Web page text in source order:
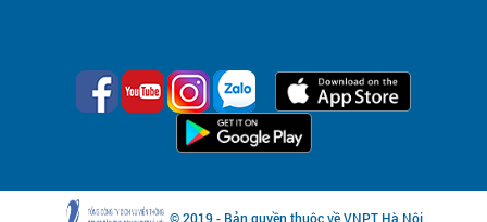
© 2019 - Bản quyền thuộc về VNPT Hà Nội